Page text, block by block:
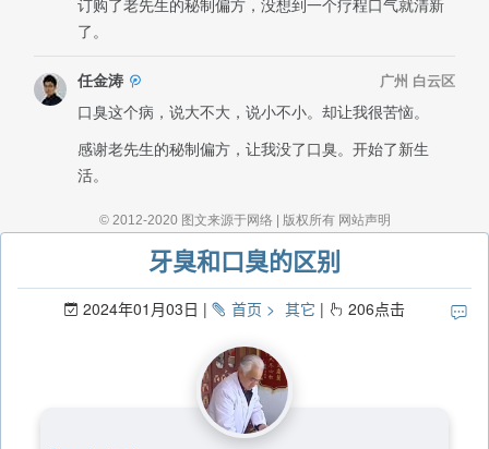
牙臭和口臭的区别
2024年01月03日 首页 其它 206点击